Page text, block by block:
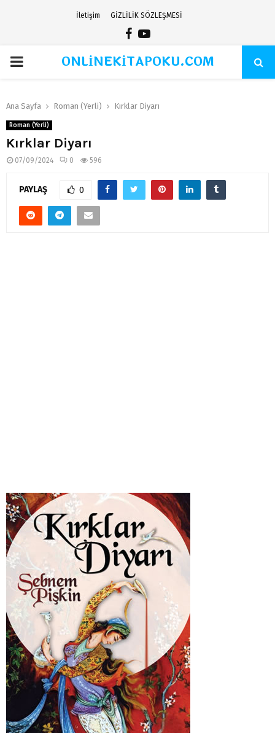
İletişim GİZLİLİK SÖZLEŞMESİ
Facebook
Youtube
PRIMARYONLİNEKİTAPOKU.COM
Ana Sayfa Roman (Yerli) Kırklar Diyarı
Roman (Yerli)
Kırklar Diyarı
07/09/2024 0 596
PAYLAŞ 0